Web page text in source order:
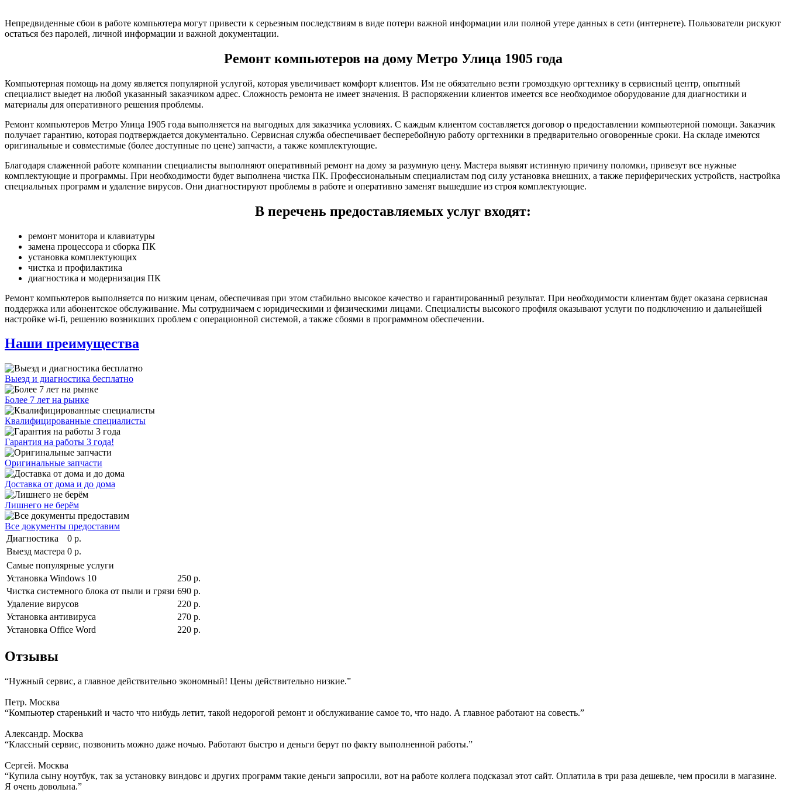
Непредвиденные сбои в работе компьютера могут привести к серьезным последствиям в виде потери важной информации или полной утере данных в сети (интернете). Пользователи рискуют
остаться без паролей, личной информации и важной документации.
Ремонт компьютеров на дому Метро Улица 1905 года
Компьютерная помощь на дому является популярной услугой, которая увеличивает комфорт клиентов. Им не обязательно везти громоздкую оргтехнику в сервисный центр, опытный
специалист выедет на любой указанный заказчиком адрес. Сложность ремонта не имеет значения. В распоряжении клиентов имеется все необходимое оборудование для диагностики и
материалы для оперативного решения проблемы.
Ремонт компьютеров Метро Улица 1905 года выполняется на выгодных для заказчика условиях. С каждым клиентом составляется договор о предоставлении компьютерной помощи. Заказчик
получает гарантию, которая подтверждается документально. Сервисная служба обеспечивает бесперебойную работу оргтехники в предварительно оговоренные сроки. На складе имеются
оригинальные и совместимые (более доступные по цене) запчасти, а также комплектующие.
Благодаря слаженной работе компании специалисты выполняют оперативный ремонт на дому за разумную цену. Мастера выявят истинную причину поломки, привезут все нужные
комплектующие и программы. При необходимости будет выполнена чистка ПК. Профессиональным специалистам под силу установка внешних, а также периферических устройств, настройка
специальных программ и удаление вирусов. Они диагностируют проблемы в работе и оперативно заменят вышедшие из строя комплектующие.
В перечень предоставляемых услуг входят:
ремонт монитора и клавиатуры
замена процессора и сборка ПК
установка комплектующих
чистка и профилактика
диагностика и модернизация ПК
Ремонт компьютеров выполняется по низким ценам, обеспечивая при этом стабильно высокое качество и гарантированный результат. При необходимости клиентам будет оказана сервисная
поддержка или абонентское обслуживание. Мы сотрудничаем с юридическими и физическими лицами. Специалисты высокого профиля оказывают услуги по подключению и дальнейшей
настройке wi-fi, решению возникших проблем с операционной системой, а также сбоями в программном обеспечении.
Наши преимущества
Выезд и диагностика бесплатно
Более 7 лет на рынке
Квалифицированные специалисты
Гарантия на работы 3 года!
Оригинальные запчасти
Доставка от дома и до дома
Лишнего не берём
Все документы предоставим
Диагностика
0 р.
Выезд мастера 0 р.
Самые популярные услуги
Установка Windows 10
250 р.
Чистка системного блока от пыли и грязи 690 р.
Удаление вирусов
220 р.
Установка антивируса
270 р.
Установка Office Word
220 р.
Отзывы
“Нужный сервис, а главное действительно экономный! Цены действительно низкие.”
Петр. Москва
“Компьютер старенький и часто что нибудь летит, такой недорогой ремонт и обслуживание самое то, что надо. А главное работают на совесть.”
Александр. Москва
“Классный сервис, позвонить можно даже ночью. Работают быстро и деньги берут по факту выполненной работы.”
Сергей. Москва
“Купила сыну ноутбук, так за установку виндовс и других программ такие деньги запросили, вот на работе коллега подсказал этот сайт. Оплатила в три раза дешевле, чем просили в магазине.
Я очень довольна.”